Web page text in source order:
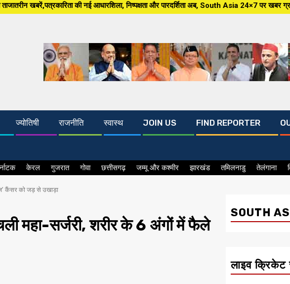
की नई आधारशिला, निष्पक्षता और पारदर्शिता अब, South Asia 24×7 पर खबर ग्राउंड जीरो से,
ज्योतिषी राजनीति स्वास्थ JOIN US FIND REPORTER
केरल गुजरात गोवा छत्तीसगढ़ जम्मू और कश्मीर झारखंड तमिलनाडु तेलंगाना
कैंसर को जड़ से उखाड़ा
महा-सर्जरी, शरीर के 6 अंगों में फैले
SOUTH
लाइव क्रिकेट